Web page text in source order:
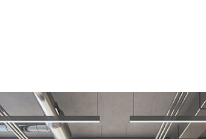
grønne koncepter bliver campussen en
benchmark på lokalt såvel som nationalt og